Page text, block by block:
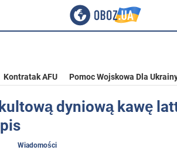
Kontratak AFU Pomoc Wojskowa Dla
dyniową kawę
Wiadomości